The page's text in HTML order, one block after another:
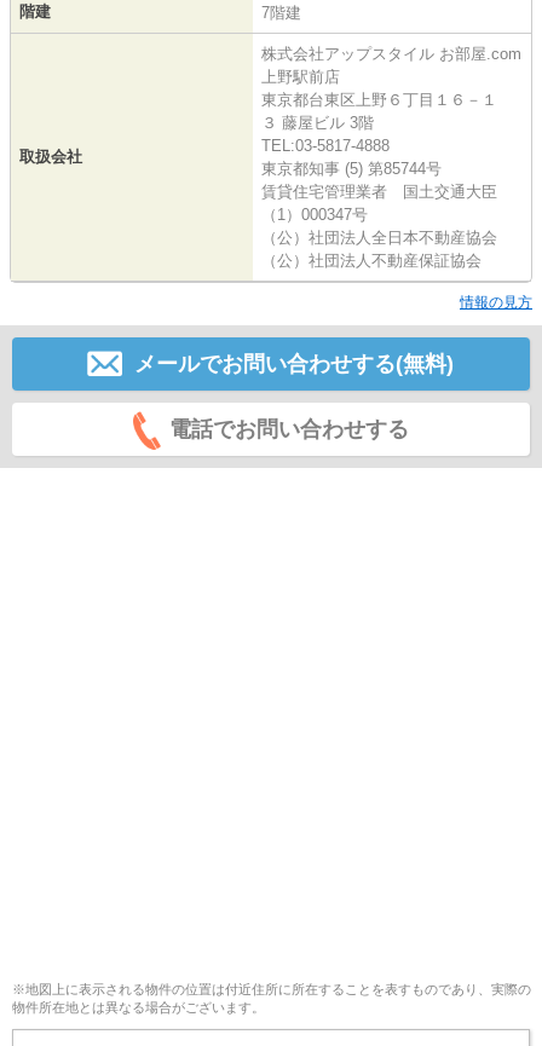
階建 7階建
取扱会社
株式会社アップスタイル お部屋.com
上野駅前店
東京都台東区上野６丁目１６－１
３ 藤屋ビル 3階
TEL:03-5817-4888
東京都知事 (5) 第85744号
賃貸住宅管理業者 国土交通大臣
（1）000347号
（公）社団法人全日本不動産協会
（公）社団法人不動産保証協会
情報の見方
メールでお問い合わせする(無料)
電話でお問い合わせする
※地図上に表示される物件の位置は付近住所に所在することを表すものであり、実際の
物件所在地とは異なる場合がございます。